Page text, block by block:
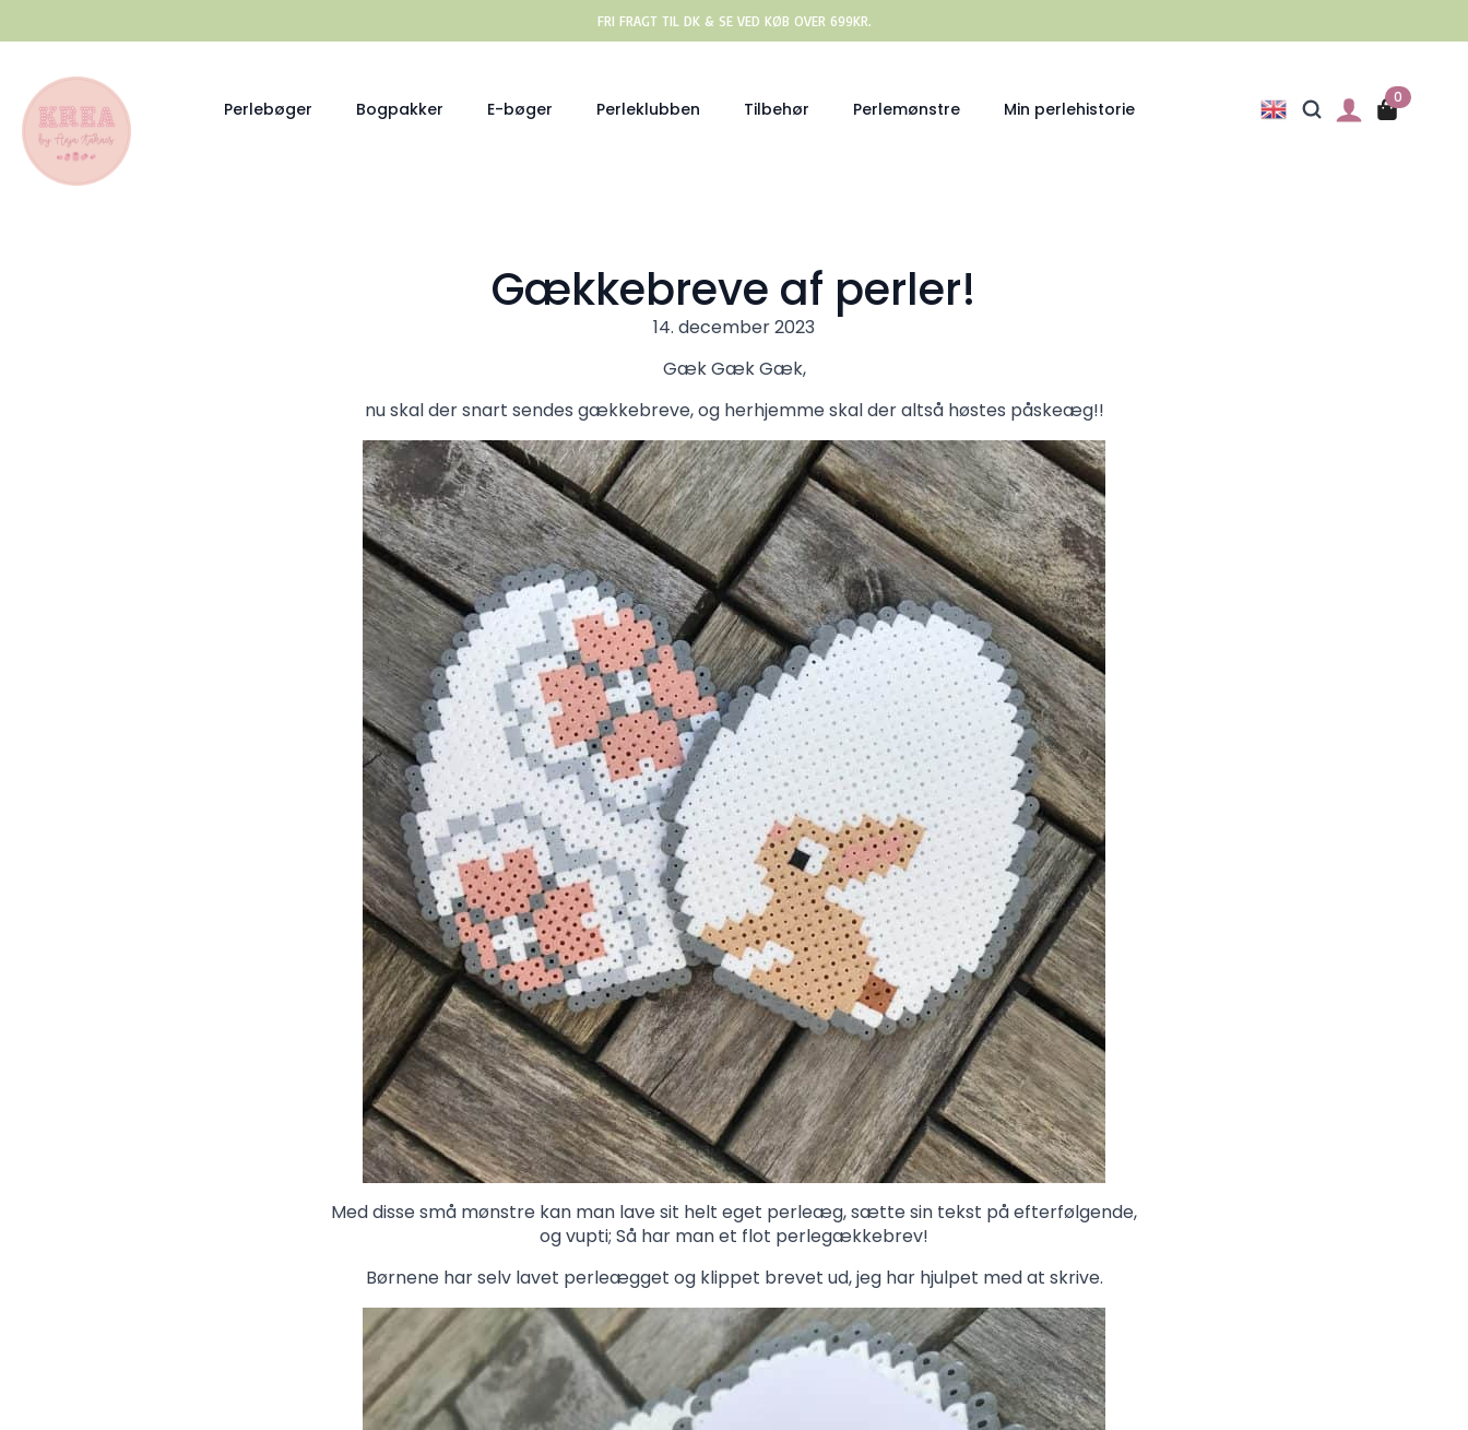
FRI FRAGT TIL DK & SE VED KØB OVER 699KR.
Perlebøger Bogpakker E-bøger Perleklubben Tilbehør Perlemønstre Min perlehistorie
0
Gækkebreve af perler!
14. december 2023
Gæk Gæk Gæk,
nu skal der snart sendes gækkebreve, og herhjemme skal der altså høstes påskeæg!!
Med disse små mønstre kan man lave sit helt eget perleæg, sætte sin tekst på efterfølgende,
og vupti; Så har man et flot perlegækkebrev!
Børnene har selv lavet perleægget og klippet brevet ud, jeg har hjulpet med at skrive.